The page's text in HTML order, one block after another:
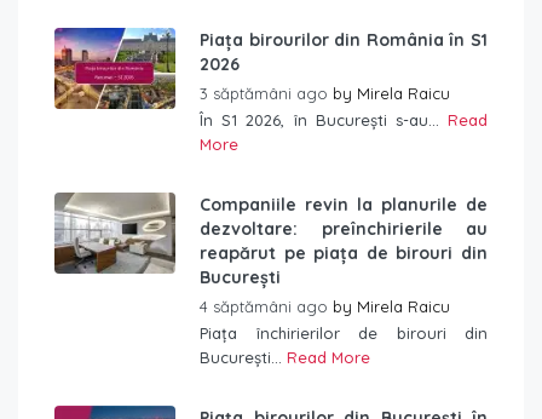
Piața birourilor din România în S1
2026
3 săptămâni ago by Mirela Raicu
În S1 2026, în București s-au... Read
More
Companiile revin la planurile de
dezvoltare: preînchirierile au
reapărut pe piața de birouri din
București
4 săptămâni ago by Mirela Raicu
Piața închirierilor de birouri din
București... Read More